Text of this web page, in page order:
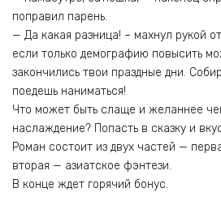
поправил парень.
— Да какая разница! – махнул рукой
если только демографию повысить
закончились твои праздные дни.
поедешь наниматься!
Что может быть слаще и желаннее
наслаждение? Попасть в сказку и
Роман состоит из двух частей —
вторая — азиатское фэнтези.
В конце ждет горячий бонус.